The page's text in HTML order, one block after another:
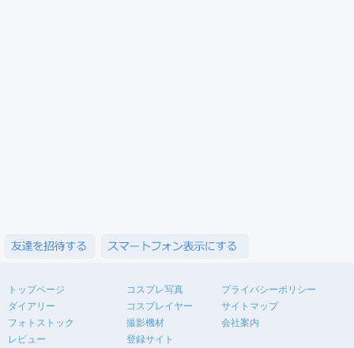
トップページ
ダイアリー
フォトストック
レビュー
コスプレ写真
コスプレイヤー
撮影機材
登録サイト
プライバシーポリシー
サイトマップ
会社案内